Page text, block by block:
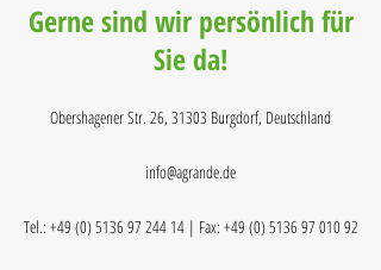
Gerne sind wir persönlich für
Sie da!
Obershagener Str. 26, 31303 Burgdorf, Deutschland
info@agrande.de
Tel.: +49 (0) 5136 97 244 14| Fax: +49 (0) 5136 97 010 92